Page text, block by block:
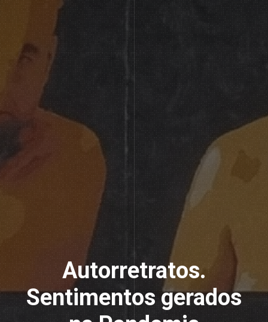
Autorretratos.
Sentimentos gerados